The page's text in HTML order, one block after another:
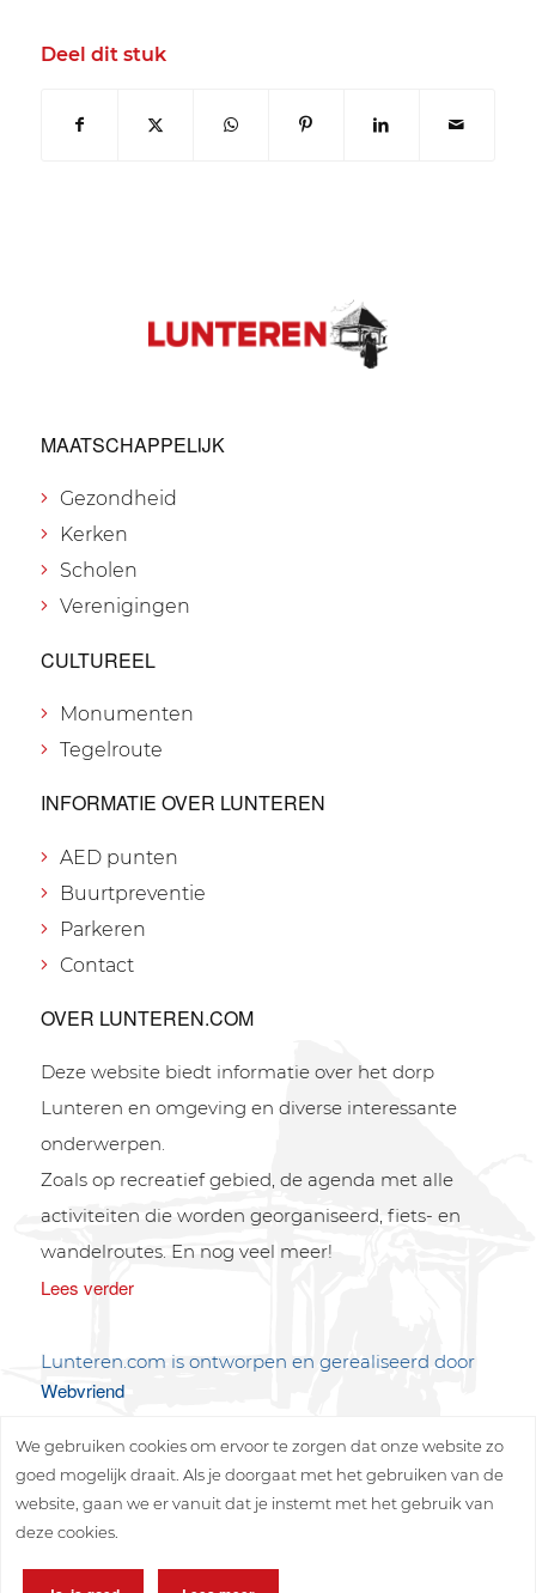
Deel dit stuk
MAATSCHAPPELIJK
Gezondheid
Kerken
Scholen
Verenigingen
CULTUREEL
Monumenten
Tegelroute
INFORMATIE OVER LUNTEREN
AED punten
Buurtpreventie
Parkeren
Contact
OVER LUNTEREN.COM
Deze website biedt informatie over het dorp
Lunteren en omgeving en diverse interessante
onderwerpen.
Zoals op recreatief gebied, de agenda met alle
activiteiten die worden georganiseerd, fiets- en
wandelroutes. En nog veel meer!
Lees verder
Lunteren.com is ontworpen en gerealiseerd door
Webvriend
We gebruiken cookies om ervoor te zorgen dat onze website zo
goed mogelijk draait. Als je doorgaat met het gebruiken van de
website, gaan we er vanuit dat je instemt met het gebruik van
deze cookies.